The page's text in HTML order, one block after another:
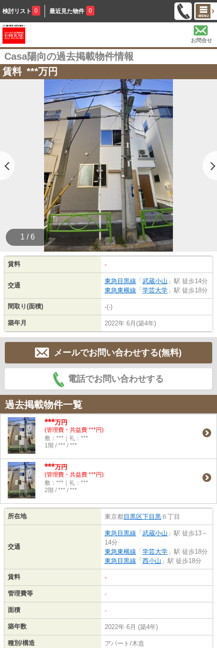
検討リスト 0 最近見た物件 0
お問合せ
Casa陽向の過去掲載物件情報
賃料 ***万円
1 / 6
賃料 -
交通
東急目黒線 「 武蔵小山 」駅 徒歩14分
東急東横線 「 学芸大学 」駅 徒歩18分
間取り(面積) -(-)
築年月 2022年 6月(築4年)
メールでお問い合わせする(無料)
電話でお問い合わせする
過去掲載物件一覧
***万円
(管理費・共益費 ***円)
敷：***｜礼：***
1階 / *** / ***
***万円
(管理費・共益費 ***円)
敷：***｜礼：***
2階 / *** / ***
所在地 東京都目黒区下目黒 ６丁目
交通
東急目黒線 「 武蔵小山 」駅 徒歩13～
14分
東急東横線 「 学芸大学 」駅 徒歩18分
東急目黒線 「 西小山 」駅 徒歩18分
賃料 -
管理費等 -
面積 -
築年数 2022年 6月 (築4年)
種別/構造 アパート/木造